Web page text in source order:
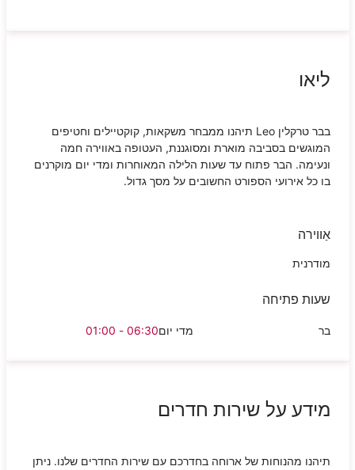
ליאו
בבר טרקליןLeo תיהנו ממבחר משקאות, קוקטיילים וחטיפים
המוגשים בסביבה מוארת ומסוגננת, העטופה באווירה חמה
ונעימה. הבר פתוח עד שעות הלילה המאוחרות ומדי יום מוקרנים
בו כל אירועי הספורט החשובים על מסך גדול.
אַווירה
מודרנית
שעות פתיחה
בר מדי יום06:30 - 01:00
מידע על שירות חדרים
תיהנו מהנוחות של ארוחה בחדרכם עם שירות החדרים שלנו. ניתן